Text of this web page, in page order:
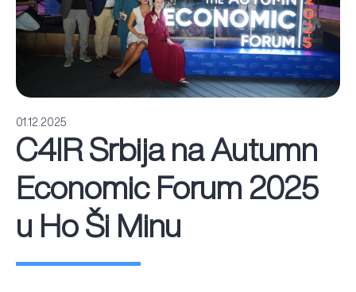
01.12.2025
C4IR Srbija na Autumn
Economic Forum 2025
u Ho Ši Minu